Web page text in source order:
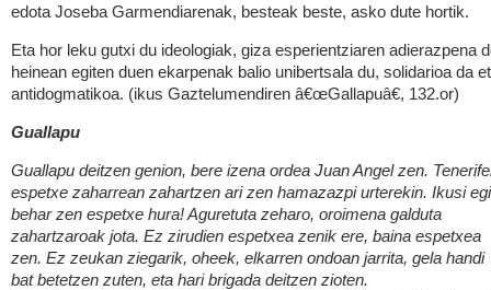
edota Joseba Garmendiarenak, besteak beste, asko dute hortik.
Eta hor leku gutxi du ideologiak, giza esperientziaren adierazpena
heinean egiten duen ekarpenak balio unibertsala du, solidarioa da
antidogmatikoa. (ikus Gaztelumendiren â€œGallapuâ€, 132.or)
Guallapu
Guallapu deitzen genion, bere izena ordea Juan Angel zen.
espetxe zaharrean zahartzen ari zen hamazazpi urterekin. Ikusi
behar zen espetxe hura! Aguretuta zeharo, oroimena galduta
zahartzaroak jota. Ez zirudien espetxea zenik ere, baina espetxea
zen. Ez zeukan ziegarik, oheek, elkarren ondoan jarrita, gela handi
bat betetzen zuten, eta hari brigada deitzen zioten.